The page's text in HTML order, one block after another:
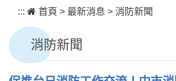
::: 首頁 > 最新消息 > 消防新聞
消防新聞